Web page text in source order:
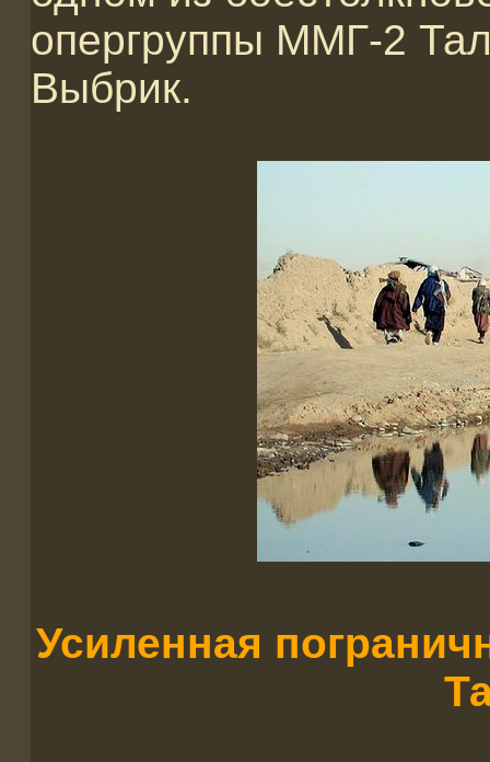
опергруппы ММГ-2
Выбрик.
Усиленная